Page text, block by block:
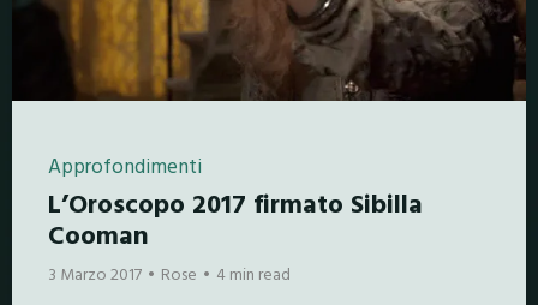
Approfondimenti
L’Oroscopo 2017 firmato Sibilla
Cooman
3 Marzo 2017 Rose 4 min read